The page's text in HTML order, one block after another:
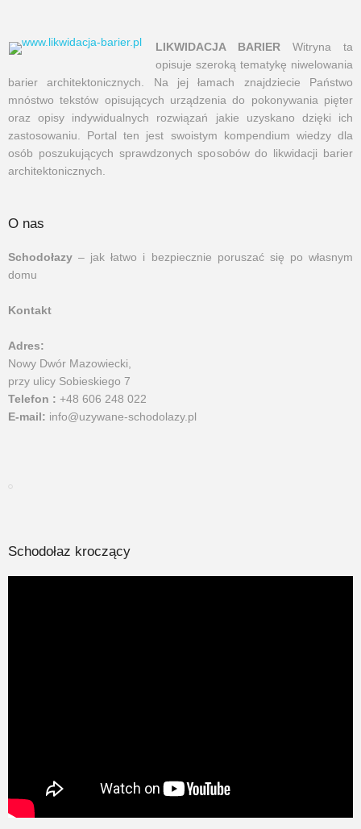
LIKWIDACJA BARIERWitryna ta
opisuje szeroką tematykę niwelowania
barier architektonicznych. Na jej łamach znajdziecie Państwo
mnóstwo tekstów opisujących urządzenia do pokonywania pięter
oraz opisy indywidualnych rozwiązań jakie uzyskano dzięki ich
zastosowaniu. Portal ten jest swoistym kompendium wiedzy dla
osób poszukujących sprawdzonych sposobów do likwidacji barier
architektonicznych.
O nas
Schodołazy – jak łatwo i bezpiecznie poruszać się po własnym
domu
Kontakt
Adres:
Nowy Dwór Mazowiecki,
przy ulicy Sobieskiego 7
Telefon : +48 606 248 022
E-mail: info@uzywane-schodolazy.pl
Schodołaz kroczący